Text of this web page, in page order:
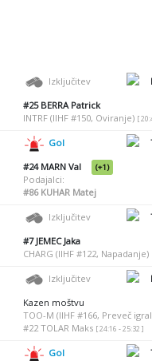
Izključitev
#25BERRA Patrick
INTRF (IIHF #150, Oviranje) [
Gol
#24MARN Val (+1)
Podajalci:
#86KUHAR Matej
Izključitev
#7JEMEC Jaka
CHARG (IIHF #122, Napadanje)
Izključitev
Kazen moštvu
TOO-M (IIHF #166, Preveč
#22 TOLAR Maks [ 24:16 - 25:32 ]
Gol